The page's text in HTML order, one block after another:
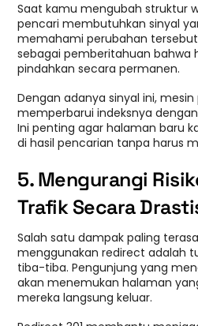
Saat kamu mengubah struktur
pencari membutuhkan sinyal
memahami perubahan
sebagai pemberitahuan bahwa
pindahkan secara permanen.
Dengan adanya sinyal ini,
memperbarui indeksnya
Ini penting agar halaman baru
di hasil pencarian tanpa harus
5. Mengurangi
Trafik Secara
Salah satu dampak paling
menggunakan redirect adalah
tiba-tiba. Pengunjung yang
akan menemukan halaman
mereka langsung keluar.